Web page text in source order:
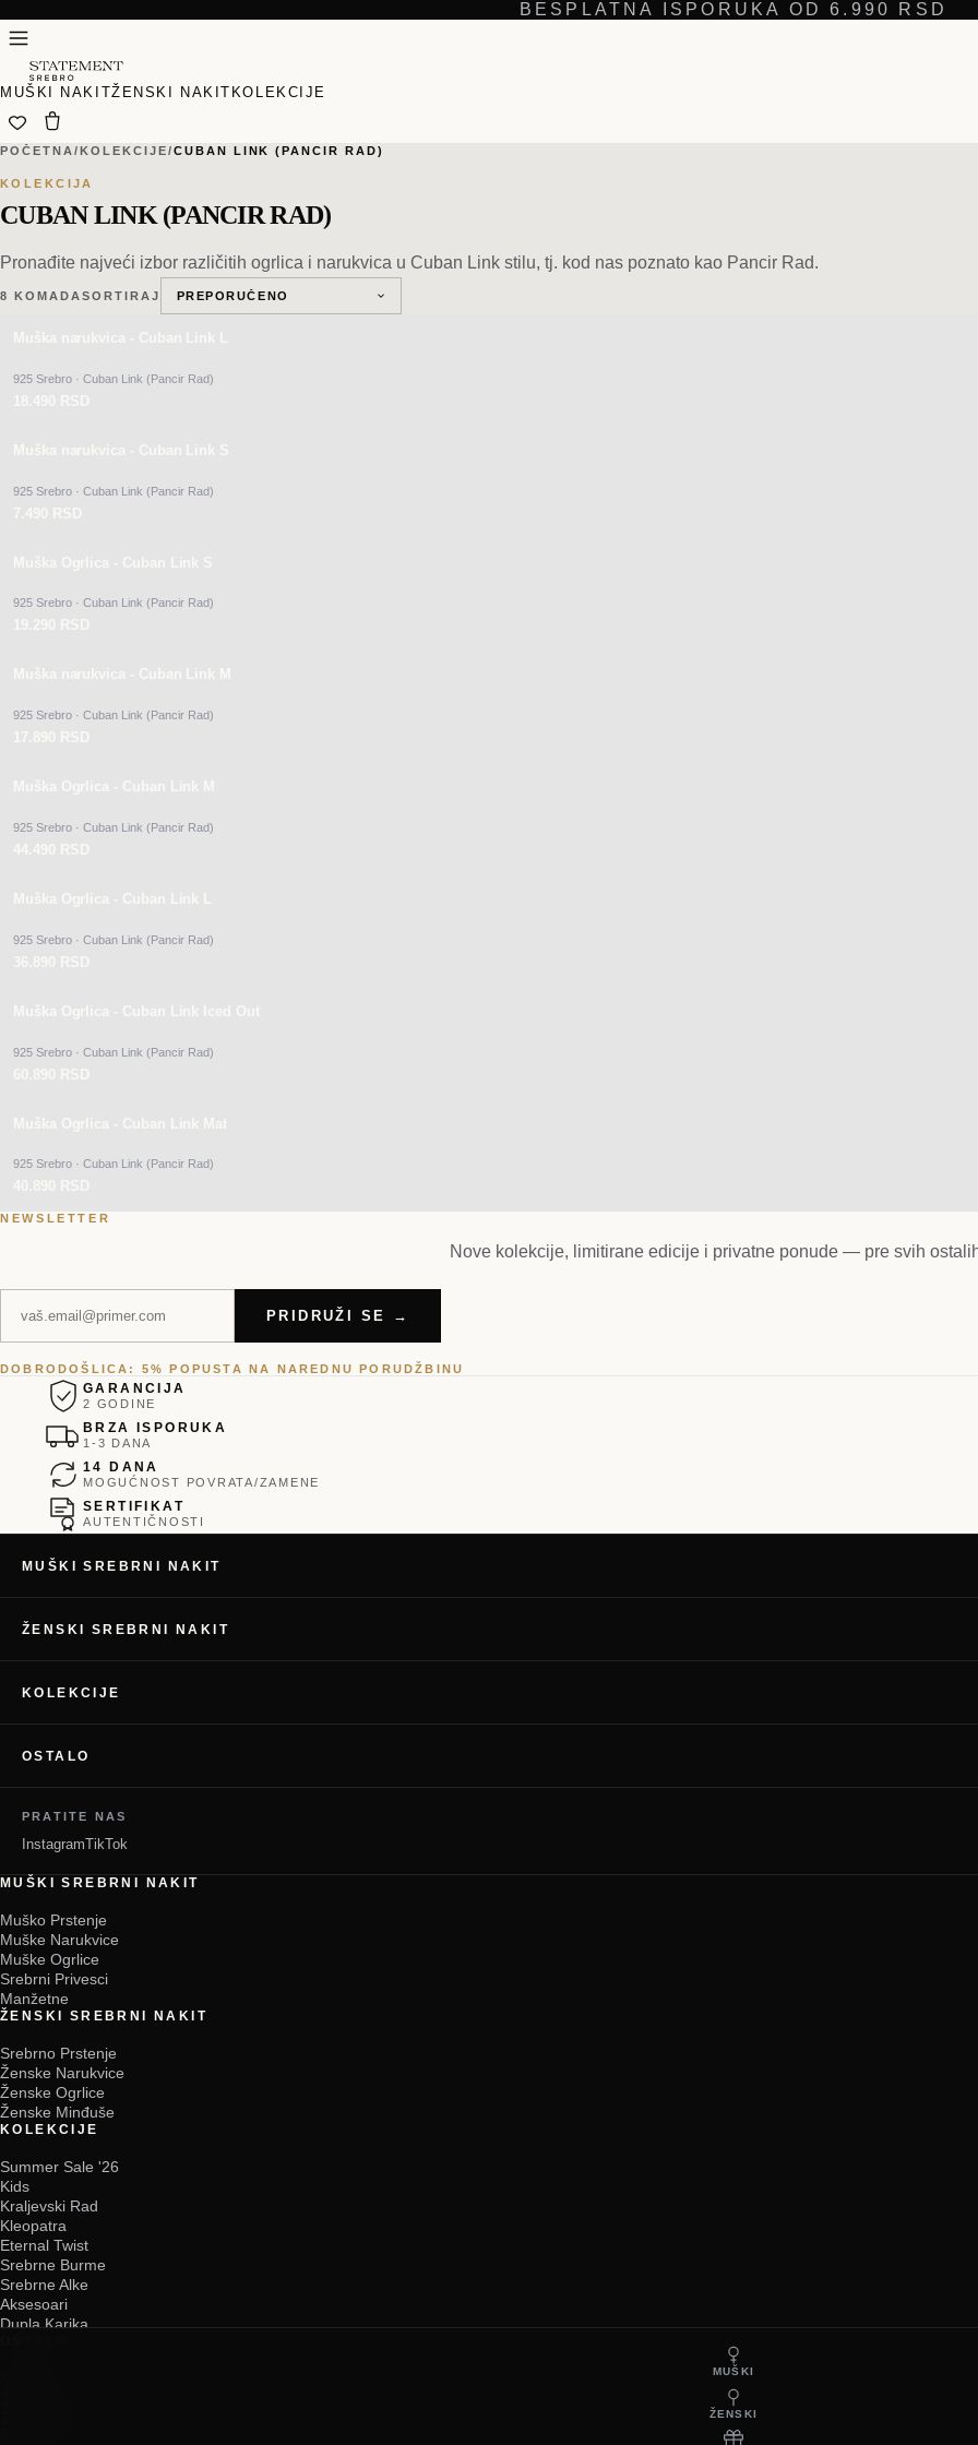
BESPLATNA ISPORUKA OD 6.990 RSD
MUŠKI NAKITŽENSKI NAKIT KOLEKCIJE
POČETNA /KOLEKCIJE/CUBAN LINK (PANCIR RAD)
KOLEKCIJA
CUBAN LINK (PANCIR RAD)
Pronađite najveći izbor različitih ogrlica i narukvica u Cuban Link stilu, tj. kod nas poznato kao Pancir Rad.
8 KOMADA SORTIRAJ
925 Srebro · Cuban Link (Pancir Rad)
925 Srebro · Cuban Link (Pancir Rad)
925 Srebro · Cuban Link (Pancir Rad)
925 Srebro · Cuban Link (Pancir Rad)
925 Srebro · Cuban Link (Pancir Rad)
925 Srebro · Cuban Link (Pancir Rad)
925 Srebro · Cuban Link (Pancir Rad)
925 Srebro · Cuban Link (Pancir Rad)
NEWSLETTER
Nove kolekcije, limitirane edicije i privatne ponude — pre svih
PRIDRUŽI SE →
DOBRODOŠLICA: 5% POPUSTA NA NAREDNU PORUDŽBINU
GARANCIJA
2 GODINE
BRZA ISPORUKA
1-3 DANA
14 DANA
MOGUĆNOST POVRATA/ZAMENE
SERTIFIKAT
AUTENTIČNOSTI
MUŠKI SREBRNI NAKIT
ŽENSKI SREBRNI NAKIT
KOLEKCIJE
OSTALO
PRATITE NAS
InstagramTikTok
MUŠKI SREBRNI NAKIT
Muško Prstenje
Muške Narukvice
Muške Ogrlice
Srebrni Privesci
Manžetne
ŽENSKI SREBRNI NAKIT
Srebrno Prstenje
Ženske Narukvice
Ženske Ogrlice
Ženske Minđuše
KOLEKCIJE
Summer Sale '26
Kids
Kraljevski Rad
Kleopatra
Eternal Twist
Srebrne Burme
Srebrne Alke
Aksesoari
Dupla Karika
MUŠKI
ŽENSKI